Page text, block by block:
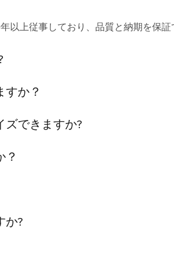
以上従事しており、品質と納期を保証
すか？
ズできますか?
？
か?